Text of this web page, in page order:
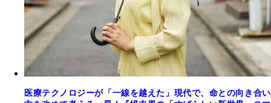
医療テクノロジーが「一線を越えた」現代で、命との向き合い